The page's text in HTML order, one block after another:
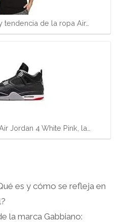
de la ropa Air…
Jordan 4 White Pink, la…
es y cómo se refleja en
la marca Gabbiano: